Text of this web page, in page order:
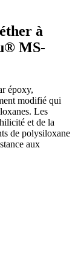
à
MS-
époxy,
modifié qui
Les
et de la
de polysiloxane
aux